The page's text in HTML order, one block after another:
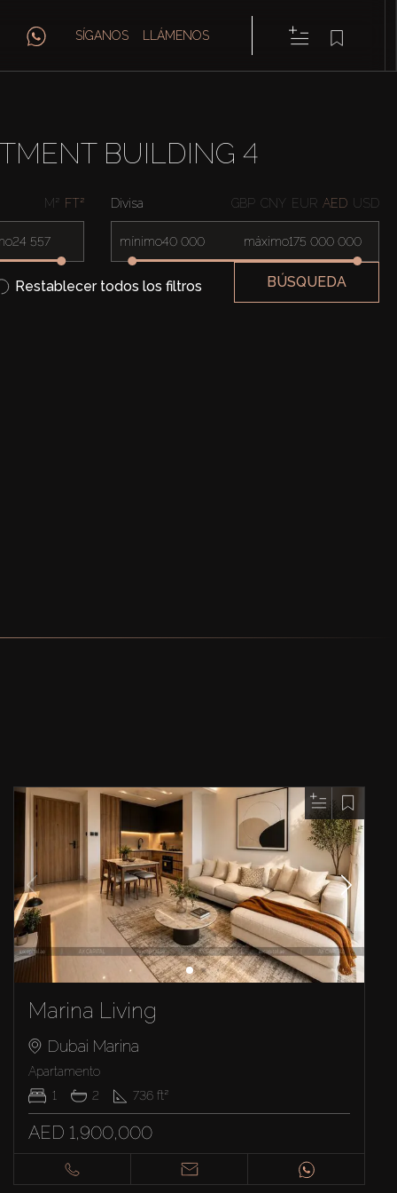
SÍGANOS LLÁMENOS
BUILDING 4
M² FT² Divisa GBP CNY EUR AED USD
mínimo máximo
Restablecer todos los filtros BÚSQUEDA
Marina Living
Dubai Marina
Apartamento
1
2 736 ft²
AED 1,900,000